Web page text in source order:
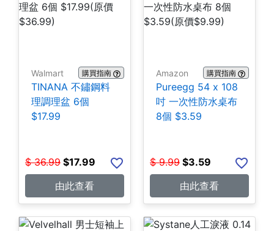
Walmart 購買指南
TINANA 不鏽鋼料
理調理盆 6個
$17.99
$ 36.99 $17.99
由此查看
Amazon 購買指南
Pureegg 54 x 108
吋 一次性防水桌布
8個 $3.59
$ 9.99 $3.59
由此查看